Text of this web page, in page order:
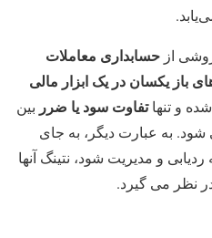
از حسابداری معاملات
باز یکسان در یک ابزار مالی
شده و تنهاتفاوت سود یا ضرر بین
شود. به عبارت دیگر، به جای
و مدیریت شود، نتینگ آنها
نظر می گیرد.